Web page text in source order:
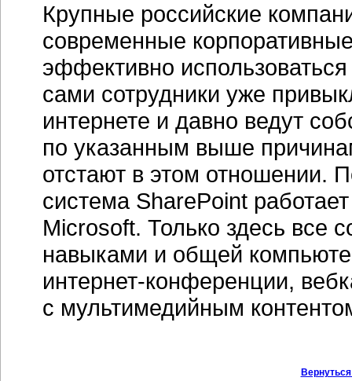
Крупные российские
современные
эффективно
сами сотрудники уже
интернете и давно ведут
по указанным выше
отстают в этом отношении.
система SharePoint
Microsoft. Только здесь все
навыками и общей
интернет-конференции,
с мультимедийным